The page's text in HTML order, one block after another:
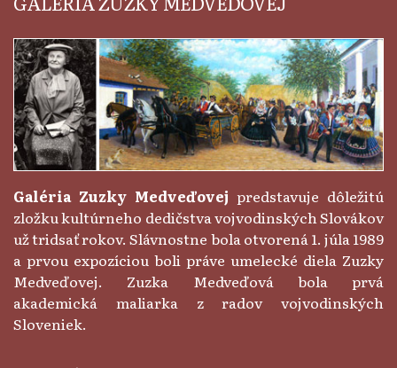
Galéria Zuzky Medveďovej predstavuje dôležitú
zložku kultúrneho dedičstva vojvodinských Slovákov
už tridsať rokov. Slávnostne bola otvorená 1. júla 1989
a prvou expozíciou boli práve umelecké diela Zuzky
Medveďovej. Zuzka Medveďová bola prvá
akademická maliarka z radov vojvodinských
Sloveniek.